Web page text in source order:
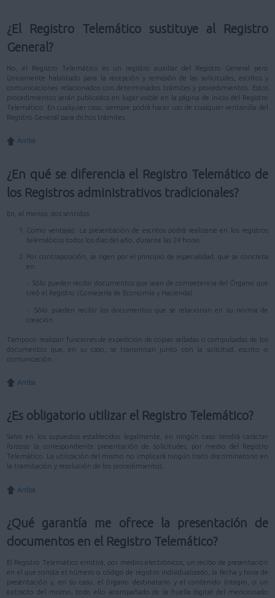
¿El Registro Telemático sustituye al Registro
General?
No, el Registro Telemático es un registro auxiliar del Registro General pero
únicamente habilitado para la recepción y remisión de las solicitudes, escritos y
comunicaciones relacionados con determinados trámites y procedimientos. Estos
procedimientos serán publicados en lugar visible en la página de inicio del Registro
Telemático. En cualquier caso, siempre podrá hacer uso de cualquier ventanilla del
Registro General para dichos trámites.
Arriba
¿En qué se diferencia el Registro Telemático de
los Registros administrativos tradicionales?
En, al menos, dos sentidos:
Como ventajas: La presentación de escritos podrá realizarse en los registros
telemáticos todos los días del año, durante las 24 horas.
Por contraposición, se rigen por el principio de especialidad, que se concreta
en:
- Sólo pueden recibir documentos que sean de competencia del Órgano que
creó el Registro (Consejería de Economía y Hacienda)
- Sólo pueden recibir los documentos que se relacionan en su norma de
creación.
Tampoco realizan funciones de expedición de copias selladas o compulsadas de los
documentos que, en su caso, se transmitan junto con la solicitud, escrito o
comunicación.
Arriba
¿Es obligatorio utilizar el Registro Telemático?
Salvo en los supuestos establecidos legalmente, en ningún caso tendrá carácter
forzoso la correspondiente presentación de solicitudes, por medio del Registro
Telemático. La utilización del mismo no implicará ningún trato discriminatorio en
la tramitación y resolución de los procedimientos.
Arriba
¿Qué garantía me ofrece la presentación de
documentos en el Registro Telemático?
El Registro Telemático emitirá, por medios electrónicos, un recibo de presentación
en el que consta el número o código de registro individualizado, la fecha y hora de
presentación y, en su caso, el órgano destinatario y el contenido íntegro, o un
extracto del mismo, todo ello acompañado de la huella digital del mencionado